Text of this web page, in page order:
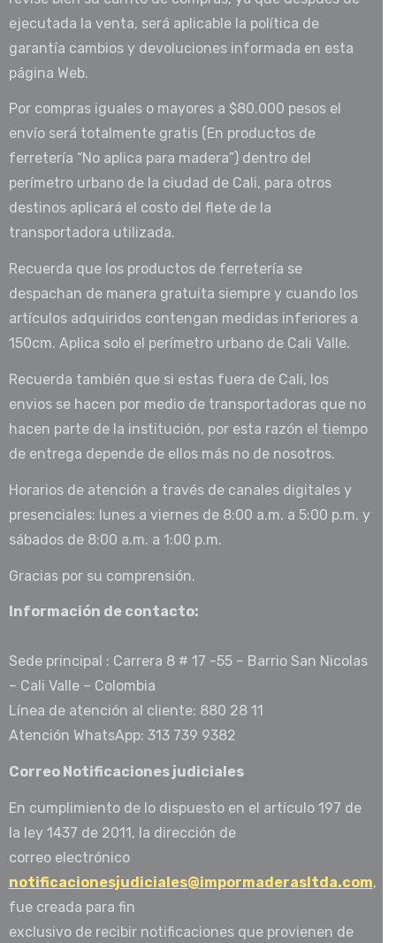
ejecutada la venta, será aplicable la política de
garantía cambios y devoluciones informada en esta
página Web.
Por compras iguales o mayores a $80.000 pesos el
envío será totalmente gratis (En productos de
ferretería “No aplica para madera”) dentro del
perímetro urbano de la ciudad de Cali, para otros
destinos aplicará el costo del flete de la
transportadora utilizada.
Recuerda que los productos de ferretería se
despachan de manera gratuita siempre y cuando los
artículos adquiridos contengan medidas inferiores a
150cm. Aplica solo el perímetro urbano de Cali Valle.
Recuerda también que si estas fuera de Cali, los
envios se hacen por medio de transportadoras que no
hacen parte de la institución, por esta razón el tiempo
de entrega depende de ellos más no de nosotros.
Horarios de atención a través de canales digitales y
presenciales: lunes a viernes de 8:00 a.m. a 5:00 p.m. y
sábados de 8:00 a.m. a 1:00 p.m.
Gracias por su comprensión.
Información de contacto:
Sede principal : Carrera 8 # 17 -55 – Barrio San Nicolas
– Cali Valle – Colombia
Línea de atención al cliente: 880 28 11
Atención WhatsApp: 313 739 9382
Correo Notificaciones judiciales
En cumplimiento de lo dispuesto en el artículo 197 de
la ley 1437 de 2011, la dirección de
correo electrónico
notificacionesjudiciales@impormaderasltda.com,
fue creada para fin
exclusivo de recibir notificaciones que provienen de